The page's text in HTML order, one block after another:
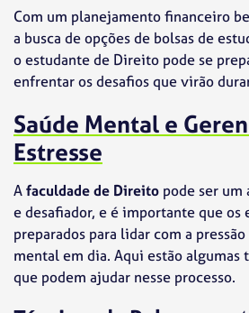
Com um planejamento financeiro
a busca de opções de bolsas de
o estudante de Direito pode se
enfrentar os desafios que virão
Saúde Mental e
Estresse
Afaculdade de Direito pode ser
e desafiador, e é importante que os
preparados para lidar com a
mental em dia. Aqui estão algumas
que podem ajudar nesse processo.